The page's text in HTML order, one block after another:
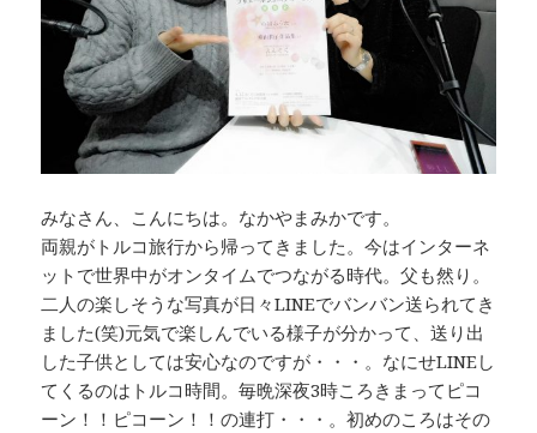
みなさん、こんにちは。なかやまみかです。
両親がトルコ旅行から帰ってきました。今はインターネ
ットで世界中がオンタイムでつながる時代。父も然り。
二人の楽しそうな写真が日々LINEでバンバン送られてき
ました(笑)元気で楽しんでいる様子が分かって、送り出
した子供としては安心なのですが・・・。なにせLINEし
てくるのはトルコ時間。毎晩深夜3時ころきまってピコ
ーン！！ピコーン！！の連打・・・。初めのころはその